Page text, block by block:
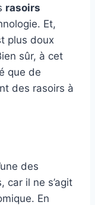
rasoirs
Et,
plus doux
sûr, à cet
que de
des rasoirs à
des
car il ne s’agit
En